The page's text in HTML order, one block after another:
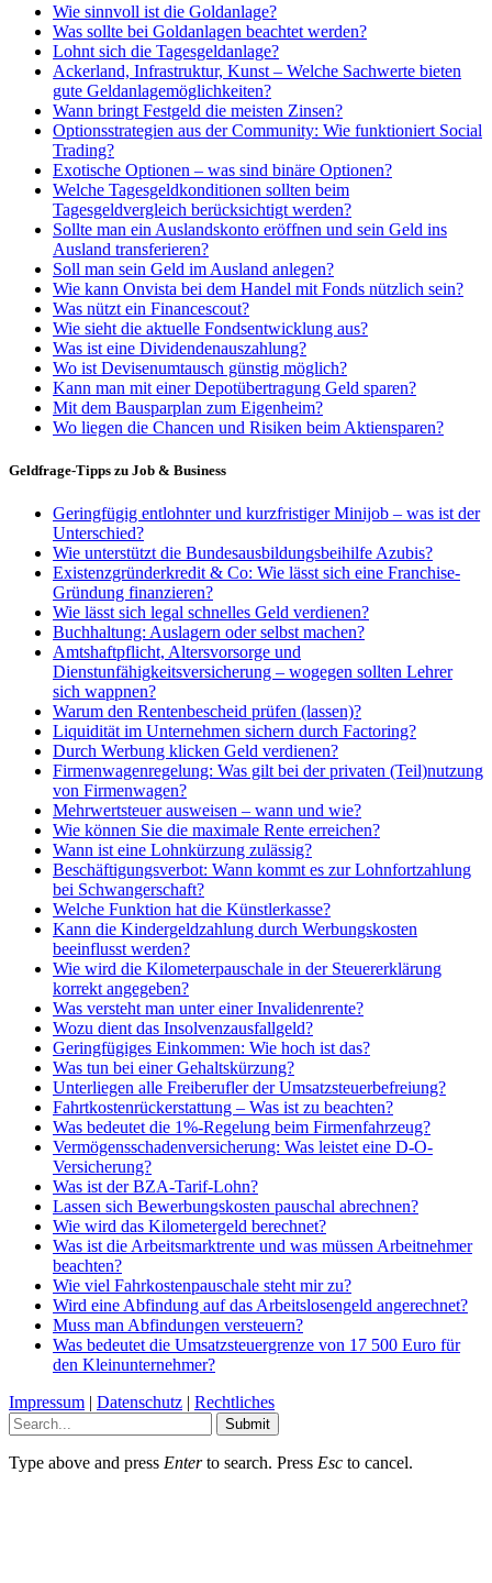
Wie sinnvoll ist die Goldanlage?
Was sollte bei Goldanlagen beachtet werden?
Lohnt sich die Tagesgeldanlage?
Ackerland, Infrastruktur, Kunst – Welche Sachwerte bieten
gute Geldanlagemöglichkeiten?
Wann bringt Festgeld die meisten Zinsen?
Optionsstrategien aus der Community: Wie funktioniert Social
Trading?
Exotische Optionen – was sind binäre Optionen?
Welche Tagesgeldkonditionen sollten beim
Tagesgeldvergleich berücksichtigt werden?
Sollte man ein Auslandskonto eröffnen und sein Geld ins
Ausland transferieren?
Soll man sein Geld im Ausland anlegen?
Wie kann Onvista bei dem Handel mit Fonds nützlich sein?
Was nützt ein Financescout?
Wie sieht die aktuelle Fondsentwicklung aus?
Was ist eine Dividendenauszahlung?
Wo ist Devisenumtausch günstig möglich?
Kann man mit einer Depotübertragung Geld sparen?
Mit dem Bausparplan zum Eigenheim?
Wo liegen die Chancen und Risiken beim Aktiensparen?
Geldfrage-Tipps zu Job & Business
Geringfügig entlohnter und kurzfristiger Minijob – was ist der
Unterschied?
Wie unterstützt die Bundesausbildungsbeihilfe Azubis?
Existenzgründerkredit & Co: Wie lässt sich eine Franchise-
Gründung finanzieren?
Wie lässt sich legal schnelles Geld verdienen?
Buchhaltung: Auslagern oder selbst machen?
Amtshaftpflicht, Altersvorsorge und
Dienstunfähigkeitsversicherung – wogegen sollten Lehrer
sich wappnen?
Warum den Rentenbescheid prüfen (lassen)?
Liquidität im Unternehmen sichern durch Factoring?
Durch Werbung klicken Geld verdienen?
Firmenwagenregelung: Was gilt bei der privaten (Teil)nutzung
von Firmenwagen?
Mehrwertsteuer ausweisen – wann und wie?
Wie können Sie die maximale Rente erreichen?
Wann ist eine Lohnkürzung zulässig?
Beschäftigungsverbot: Wann kommt es zur Lohnfortzahlung
bei Schwangerschaft?
Welche Funktion hat die Künstlerkasse?
Kann die Kindergeldzahlung durch Werbungskosten
beeinflusst werden?
Wie wird die Kilometerpauschale in der Steuererklärung
korrekt angegeben?
Was versteht man unter einer Invalidenrente?
Wozu dient das Insolvenzausfallgeld?
Geringfügiges Einkommen: Wie hoch ist das?
Was tun bei einer Gehaltskürzung?
Unterliegen alle Freiberufler der Umsatzsteuerbefreiung?
Fahrtkostenrückerstattung – Was ist zu beachten?
Was bedeutet die 1%-Regelung beim Firmenfahrzeug?
Vermögensschadenversicherung: Was leistet eine D-O-
Versicherung?
Was ist der BZA-Tarif-Lohn?
Lassen sich Bewerbungskosten pauschal abrechnen?
Wie wird das Kilometergeld berechnet?
Was ist die Arbeitsmarktrente und was müssen Arbeitnehmer
beachten?
Wie viel Fahrkostenpauschale steht mir zu?
Wird eine Abfindung auf das Arbeitslosengeld angerechnet?
Muss man Abfindungen versteuern?
Was bedeutet die Umsatzsteuergrenze von 17 500 Euro für
den Kleinunternehmer?
Impressum | Datenschutz | Rechtliches
Submit
Type above and press Enterto search. Press Esc to cancel.